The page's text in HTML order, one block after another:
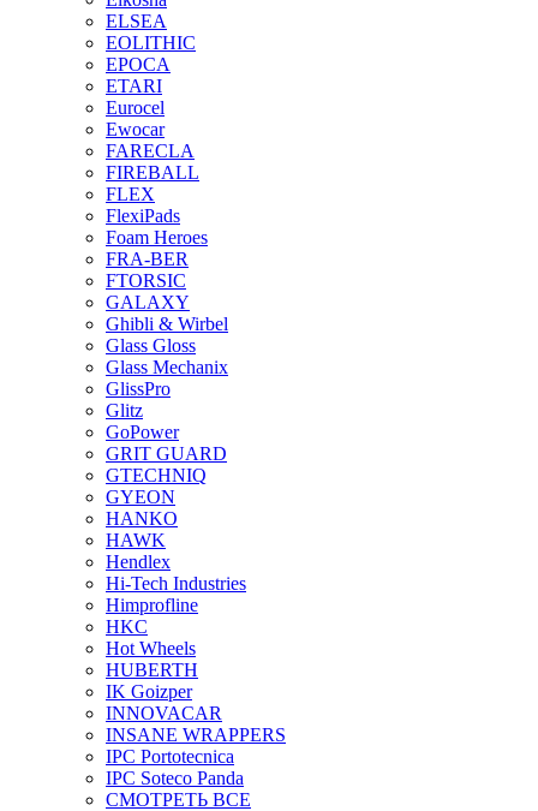
ELSEA
EOLITHIC
EPOCA
ETARI
Eurocel
Ewocar
FARECLA
FIREBALL
FLEX
FlexiPads
Foam Heroes
FRA-BER
FTORSIC
GALAXY
Ghibli & Wirbel
Glass Gloss
Glass Mechanix
GlissPro
Glitz
GoPower
GRIT GUARD
GTECHNIQ
GYEON
HANKO
HAWK
Hendlex
Hi-Tech Industries
Himprofline
HKC
Hot Wheels
HUBERTH
IK Goizper
INNOVACAR
INSANE WRAPPERS
IPC Portotecnica
IPC Soteco Panda
СМОТРЕТЬ ВСЕ